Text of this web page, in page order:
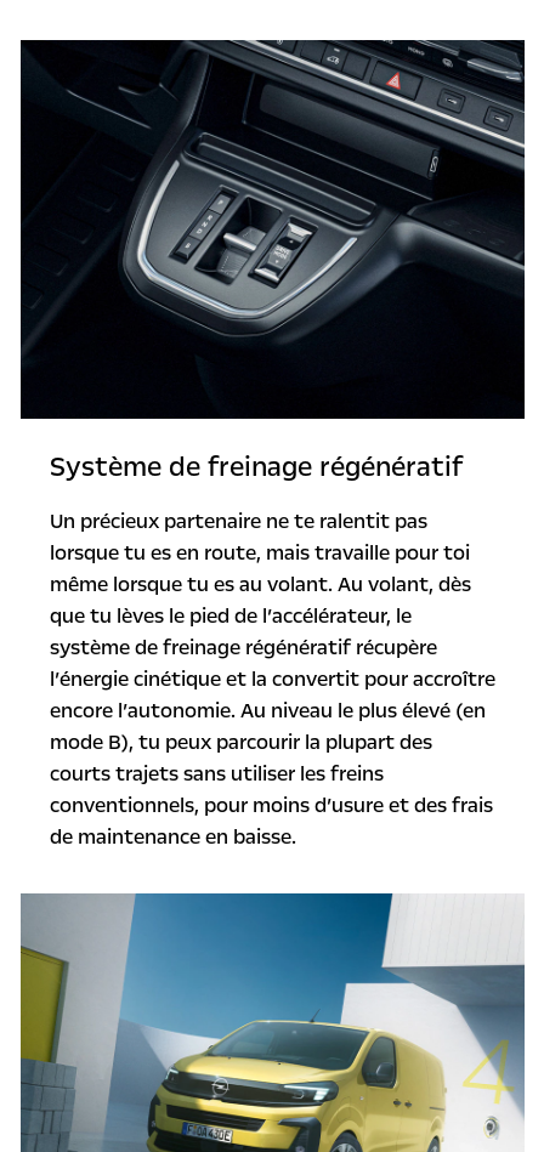
Système de freinage régénératif
Un précieux partenaire ne te ralentit pas
lorsque tu es en route, mais travaille pour toi
même lorsque tu es au volant. Au volant, dès
que tu lèves le pied de l’accélérateur, le
système de freinage régénératif récupère
l’énergie cinétique et la convertit pour accroître
encore l’autonomie. Au niveau le plus élevé (en
mode B), tu peux parcourir la plupart des
courts trajets sans utiliser les freins
conventionnels, pour moins d’usure et des frais
de maintenance en baisse.